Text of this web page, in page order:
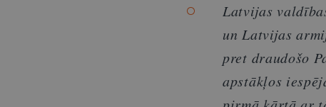
Latvijas
un Latvijas
pret draudošo
apstākļos